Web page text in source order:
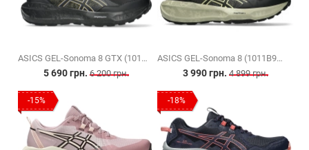
ASICS GEL-Sonoma 8 GTX (1011B977-003)
5 690 грн. 6 200 грн.
ASICS GEL-Sonoma 8 (1011B979-002)
3 990 грн. 4 899 грн.
-15% -18%